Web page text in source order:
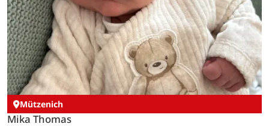
Mützenich
Mika Thomas